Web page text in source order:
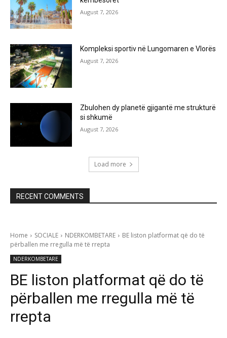
August 7, 2026
Kompleksi sportiv në Lungomaren e Vlorës
August 7, 2026
Zbulohen dy planetë gjigantë me strukturë
si shkumë
August 7, 2026
Load more
RECENT COMMENTS